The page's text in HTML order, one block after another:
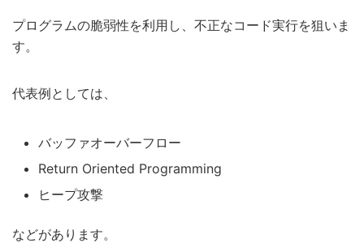
プログラムの脆弱性を利用し、不正なコード実行を狙いま
す。
代表例としては、
バッファオーバーフロー
Return Oriented Programming
ヒープ攻撃
などがあります。